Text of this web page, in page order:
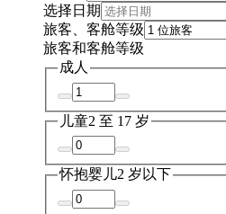
选择日期
旅客、客舱等级
旅客和客舱等级
成人
儿童2 至 17 岁
怀抱婴儿2 岁以下